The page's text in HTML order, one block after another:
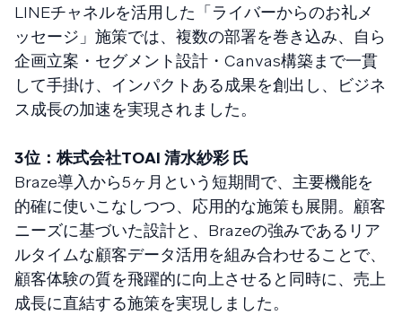
LINEチャネルを活用した「ライバーからのお礼メ
ッセージ」施策では、複数の部署を巻き込み、自ら
企画立案・セグメント設計・Canvas構築まで一貫
して手掛け、インパクトある成果を創出し、ビジネ
ス成長の加速を実現されました。
3位：株式会社TOAI 清水紗彩 氏
Braze導入から5ヶ月という短期間で、主要機能を
的確に使いこなしつつ、応用的な施策も展開。顧客
ニーズに基づいた設計と、Brazeの強みであるリア
ルタイムな顧客データ活用を組み合わせることで、
顧客体験の質を飛躍的に向上させると同時に、売上
成長に直結する施策を実現しました。